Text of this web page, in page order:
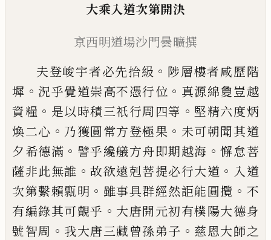
大乘入道次第開決
京西明道場沙門曇曠撰
夫登峻宇者必先拾級 。 陟層樓者咸歷階
墀 。況乎覺道崇高不憑行位 。 真源綿敻豈越
資糧 。 是以時積三祇行周四等 。 堅精六度炳
煥二心 。 乃獲圓常方登極果 。 未可朝聞其道
夕希德滿 。 譬乎纔艤方舟即期越海 。懈怠菩
薩非此無誰 。故欲遠剋菩提必行大道 。 入道
次第繫賴㼼明 。 雖事具群經然詎能圓攬 。 不
有編錄其可覿乎 。 大唐開元初有樸陽大德身
號智周 。 我大唐三藏曾孫弟子 。 慈恩大師之